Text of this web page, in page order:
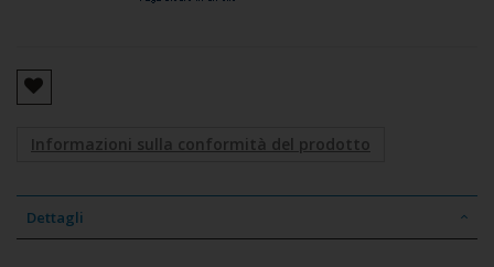
Informazioni sulla conformità del prodotto
Dettagli